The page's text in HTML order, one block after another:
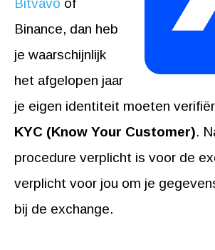
Bitvavo of
Binance, dan heb
je waarschijnlijk
het afgelopen jaar
je eigen identiteit moeten
KYC (Know Your Customer).
procedure verplicht is voor de
verplicht voor jou om je
bij de exchange.